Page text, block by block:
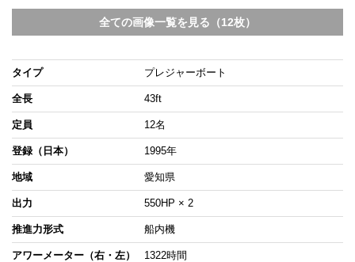
全ての画像一覧を見る（12枚）
タイプ プレジャーボート
全長 43ft
定員 12名
登録（日本） 1995年
地域 愛知県
出力 550HP × 2
推進力形式 船内機
アワーメーター（右・左） 1322時間